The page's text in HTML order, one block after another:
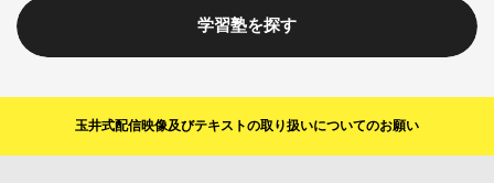
学習塾を探す
玉井式配信映像及びテキストの取り扱いについてのお願い